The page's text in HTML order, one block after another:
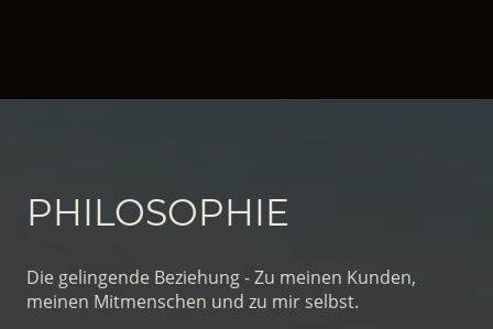
PHILOSOPHIE
Die gelingende Beziehung - Zu meinen Kunden,
meinen Mitmenschen und zu mir selbst.